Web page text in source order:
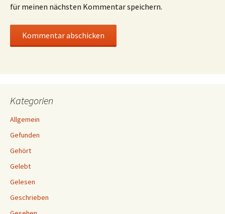
für meinen nächsten Kommentar speichern.
Kategorien
Allgemein
Gefunden
Gehört
Gelebt
Gelesen
Geschrieben